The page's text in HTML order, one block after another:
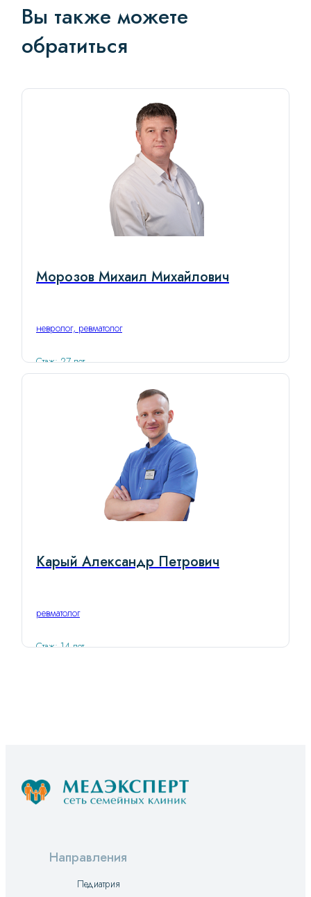
Вы также можете
обратиться
Морозов Михаил Михайлович
невролог, ревматолог
Стаж: 27 лет
Карый Александр Петрович
ревматолог
Стаж: 14 лет
Направления
Педиатрия